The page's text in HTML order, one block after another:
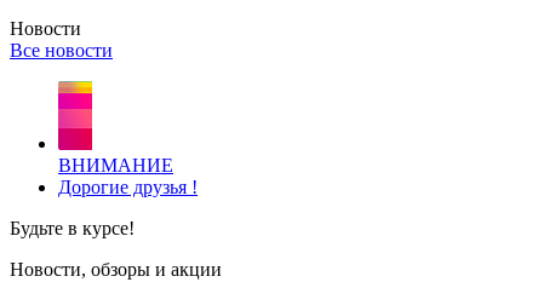
Новости
Все новости
ВНИМАНИЕ
Дорогие друзья !
Будьте в курсе!
Новости, обзоры и акции